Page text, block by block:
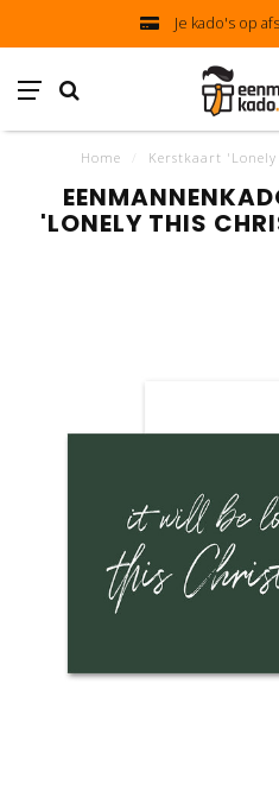
Je kado's op
Home Kerstkaart
'LONELY THIS